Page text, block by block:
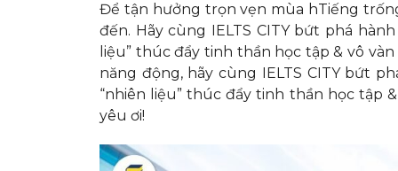
Để tận hưởng trọn vẹn mùa hTiếng
đến. Hãy cùng IELTS CITY bứt phá
liệu” thúc đẩy tinh thần học tập & vô
năng động, hãy cùng IELTS CITY bứt
“nhiên liệu” thúc đẩy tinh thần học tập
yêu ơi!